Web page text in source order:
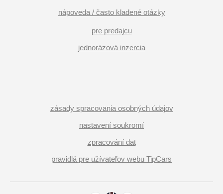
nápoveda / často kladené otázky
pre predajcu
jednorázová inzercia
zásady spracovania osobných údajov
nastavení soukromí
zpracování dat
pravidlá pre užívateľov webu TipCars